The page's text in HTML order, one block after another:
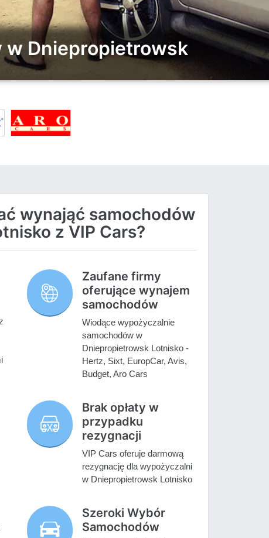
w Dniepropietrowsk
wynająć samochodów
z VIP Cars?
Zaufane firmy
oferujące wynajem
samochodów
Wiodące wypożyczalnie
samochodów w
Dniepropietrowsk Lotnisko -
Hertz, Sixt, EuropCar, Avis,
Budget, Aro Cars
Brak opłaty w
przypadku
rezygnacji
VIP Cars oferuje darmową
rezygnację dla wypożyczalni
w Dniepropietrowsk Lotnisko
Szeroki Wybór
Samochodów